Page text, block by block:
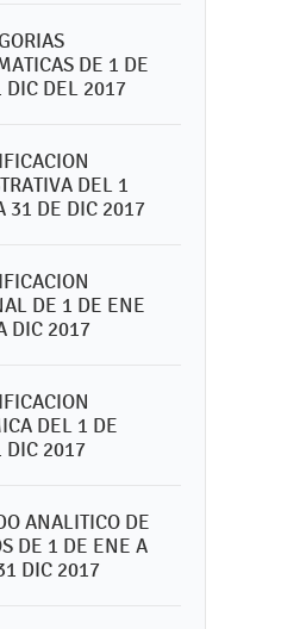
DE 1 DE
DIC DEL 2017
DEL 1
31 DE DIC 2017
DE 1 DE ENE
DIC 2017
DEL 1 DE
DIC 2017
ANALITICO DE
DE 1 DE ENE A
DIC 2017